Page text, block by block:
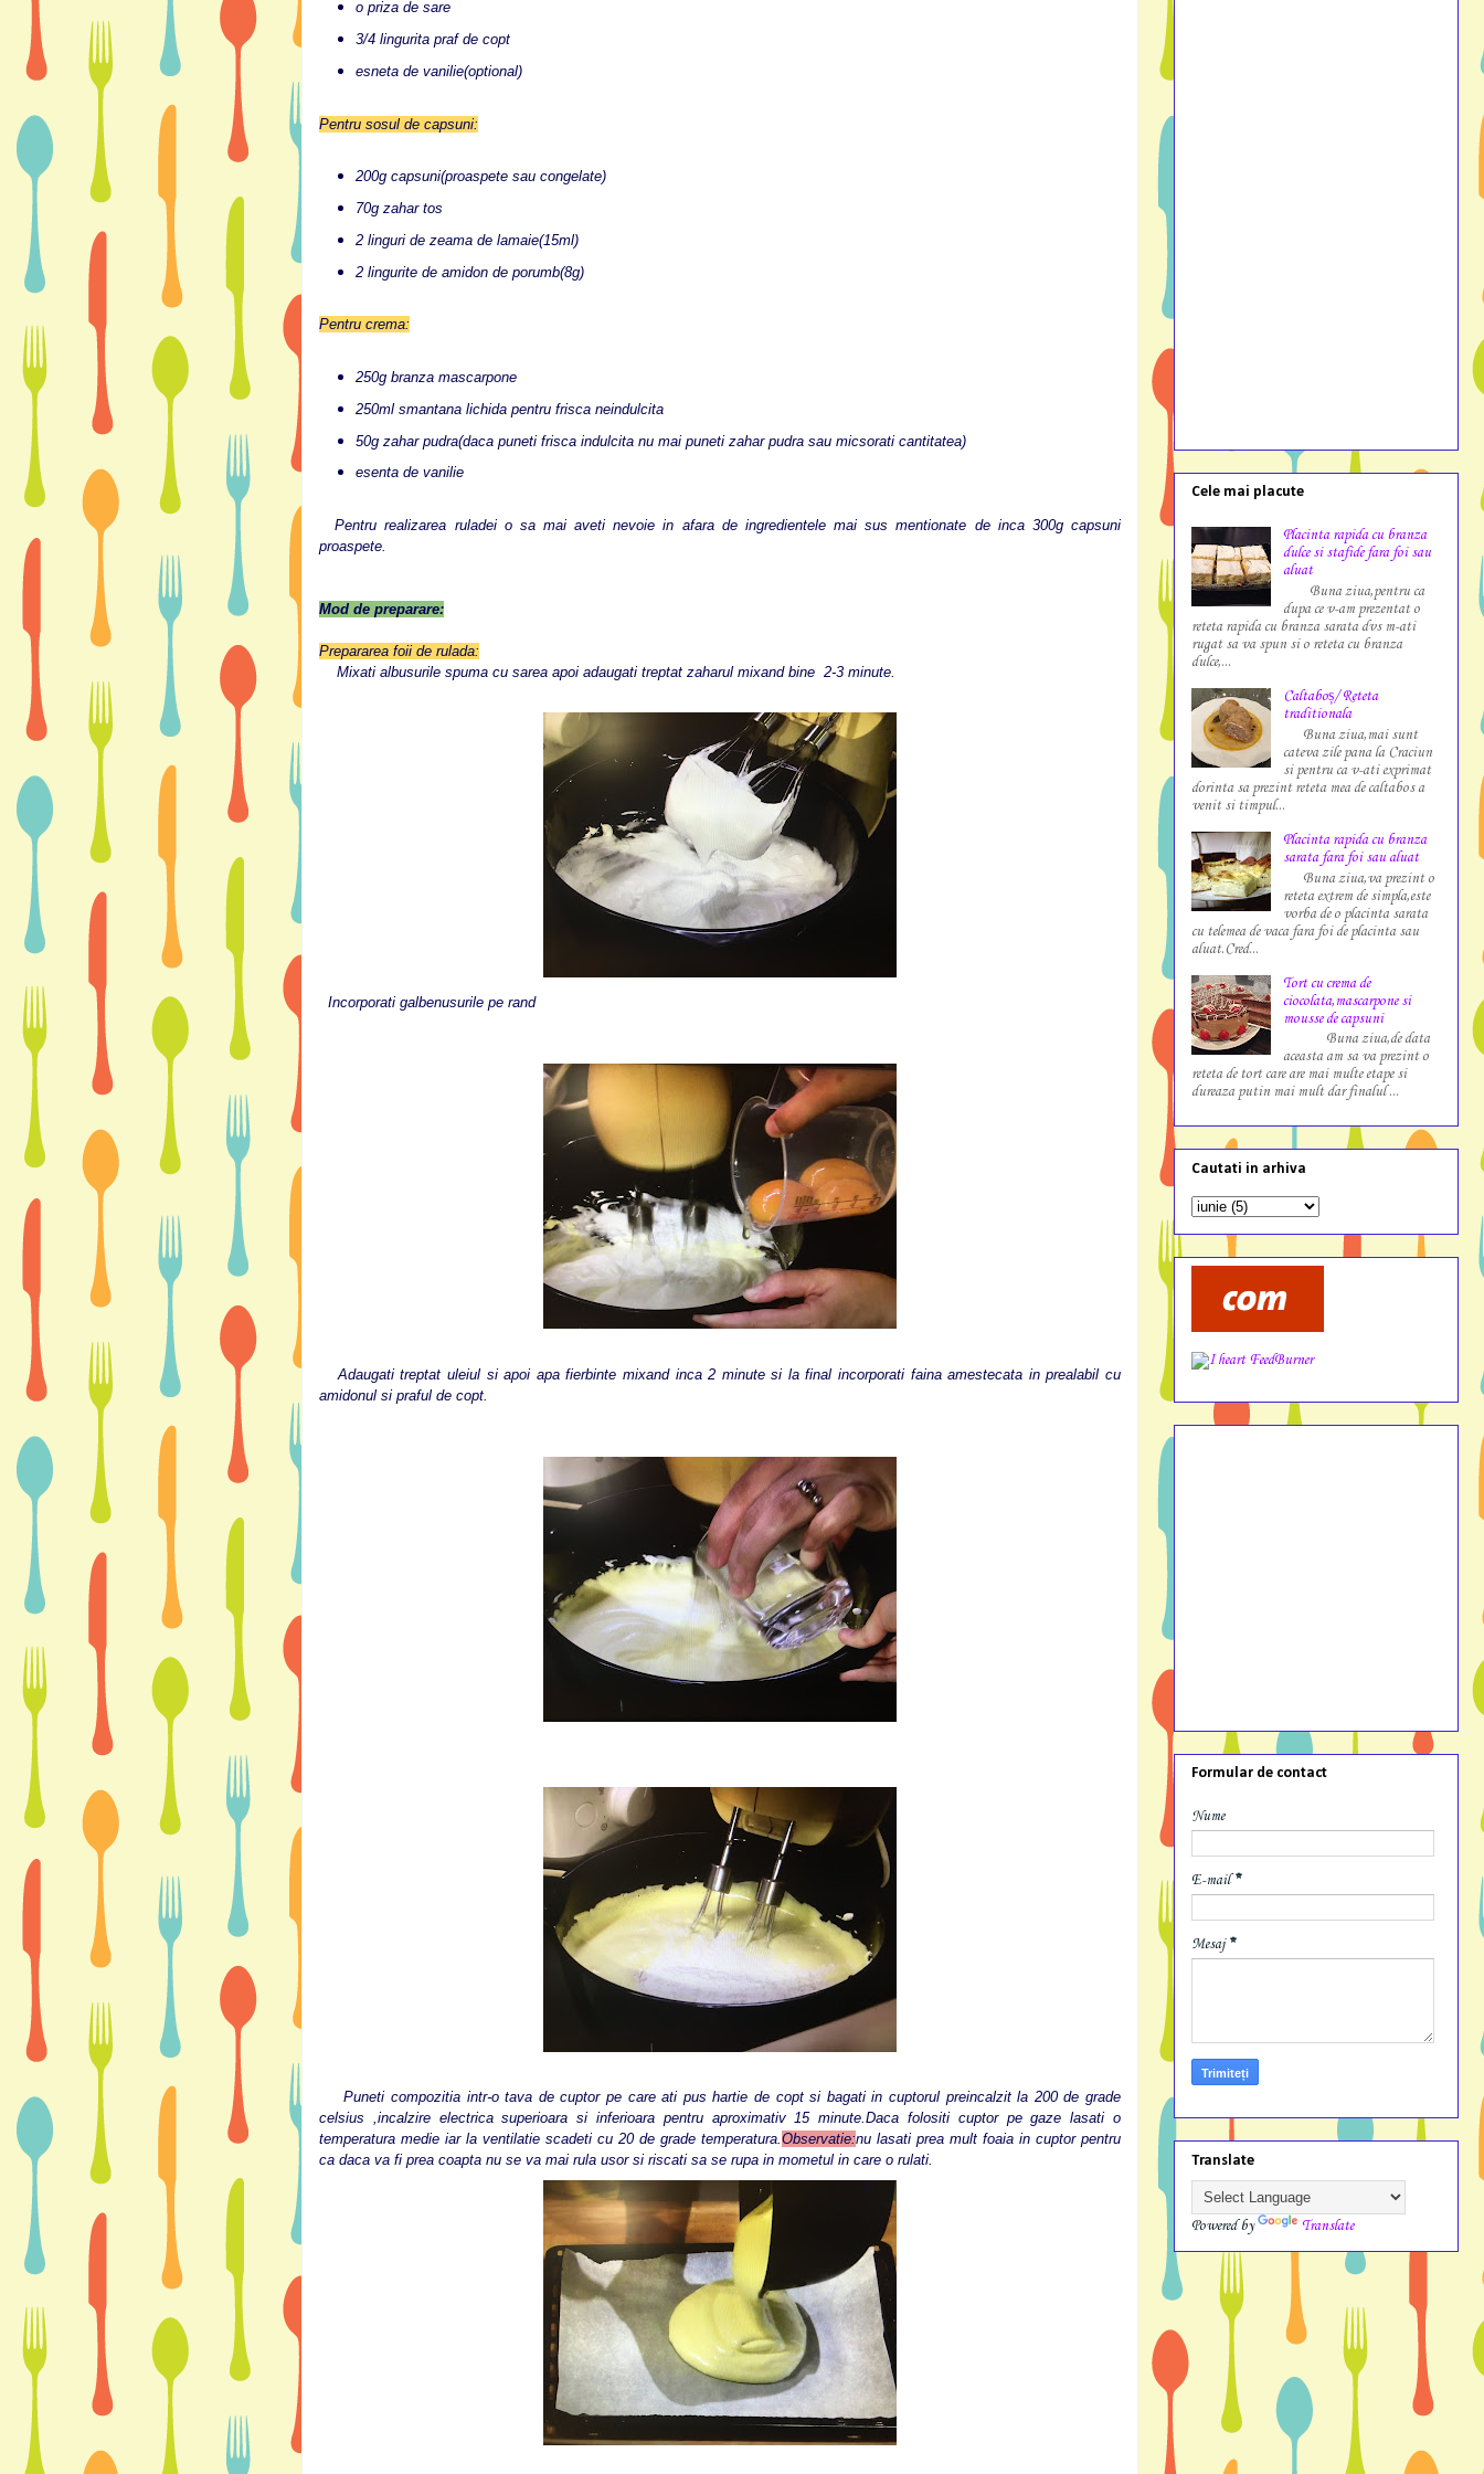
o priza de sare
3/4 lingurita praf de copt
esneta de vanilie(optional)
Pentru sosul de capsuni:
200g capsuni(proaspete sau congelate)
70g zahar tos
2 linguri de zeama de lamaie(15ml)
2 lingurite de amidon de porumb(8g)
Pentru crema:
250g branza mascarpone
250ml smantana lichida pentru frisca neindulcita
50g zahar pudra(daca puneti frisca indulcita nu mai puneti zahar pudra sau micsorati cantitatea)
esenta de vanilie
Pentru realizarea ruladei o sa mai aveti nevoie in afara de ingredientele mai sus mentionate de inca 300g capsuni
proaspete.
Mod de preparare:
Prepararea foii de rulada:
Mixati albusurile spuma cu sarea apoi adaugati treptat zaharul mixand bine 2-3 minute.
Incorporati galbenusurile pe rand
Adaugati treptat uleiul si apoi apa fierbinte mixand inca 2 minute si la final incorporati faina amestecata in prealabil cu
amidonul si praful de copt.
Puneti compozitia intr-o tava de cuptor pe care ati pus hartie de copt si bagati in cuptorul preincalzit la 200 de grade
celsius ,incalzire electrica superioara si inferioara pentru aproximativ 15 minute.Daca folositi cuptor pe gaze lasati o
temperatura medie iar la ventilatie scadeti cu 20 de grade temperatura.Observatie:nu lasati prea mult foaia in cuptor pentru
ca daca va fi prea coapta nu se va mai rula usor si riscati sa se rupa in mometul in care o rulati.
Cele mai placute
Placinta rapida cu branza
dulce si stafide fara foi sau
aluat
Buna ziua,pentru ca
dupa ce v-am prezentat o
reteta rapida cu branza sarata dvs m-ati
rugat sa va spun si o reteta cu branza
dulce,...
Caltaboș/ Reteta
traditionala
Buna ziua,mai sunt
cateva zile pana la Craciun
si pentru ca v-ati exprimat
dorinta sa prezint reteta mea de caltabos a
venit si timpul...
Placinta rapida cu branza
sarata fara foi sau aluat
Buna ziua,va prezint o
reteta extrem de simpla,este
vorba de o placinta sarata
cu telemea de vaca fara foi de placinta sau
aluat.Cred...
Tort cu crema de
ciocolata,mascarpone si
mousse de capsuni
Buna ziua,de data
aceasta am sa va prezint o
reteta de tort care are mai multe etape si
dureaza putin mai mult dar finalul ...
Cautati in arhiva
Formular de contact
Nume
E-mail *
Mesaj *
Translate
Powered by Translate